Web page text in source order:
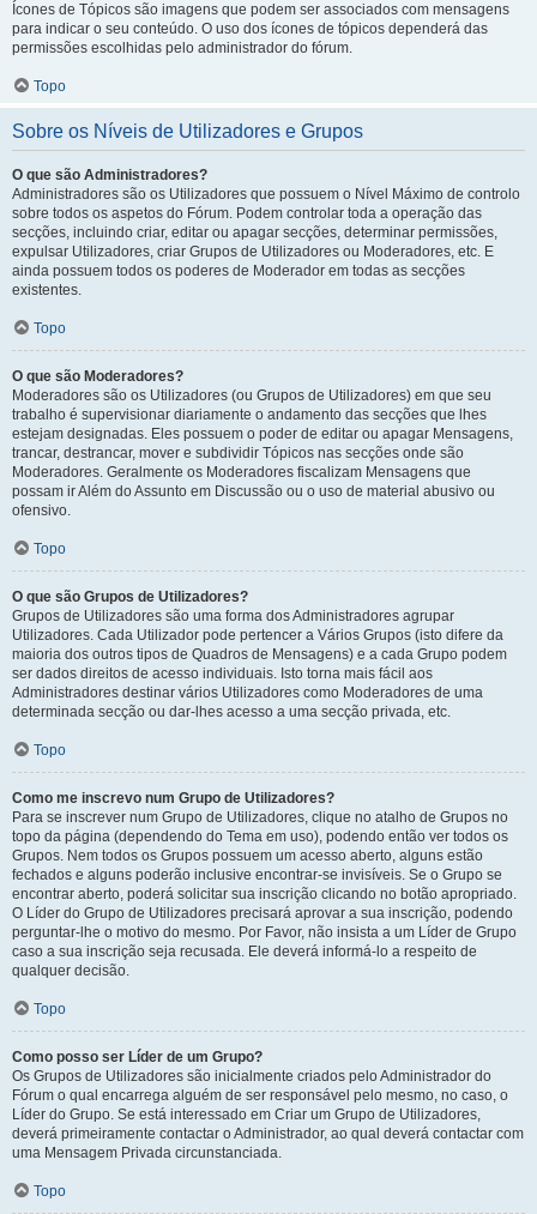
Ícones de Tópicos são imagens que podem ser associados com mensagens
para indicar o seu conteúdo. O uso dos ícones de tópicos dependerá das
permissões escolhidas pelo administrador do fórum.
Topo
Sobre os Níveis de Utilizadores e Grupos
O que são Administradores?
Administradores são os Utilizadores que possuem o Nível Máximo de controlo
sobre todos os aspetos do Fórum. Podem controlar toda a operação das
secções, incluindo criar, editar ou apagar secções, determinar permissões,
expulsar Utilizadores, criar Grupos de Utilizadores ou Moderadores, etc. E
ainda possuem todos os poderes de Moderador em todas as secções
existentes.
Topo
O que são Moderadores?
Moderadores são os Utilizadores (ou Grupos de Utilizadores) em que seu
trabalho é supervisionar diariamente o andamento das secções que lhes
estejam designadas. Eles possuem o poder de editar ou apagar Mensagens,
trancar, destrancar, mover e subdividir Tópicos nas secções onde são
Moderadores. Geralmente os Moderadores fiscalizam Mensagens que
possam ir Além do Assunto em Discussão ou o uso de material abusivo ou
ofensivo.
Topo
O que são Grupos de Utilizadores?
Grupos de Utilizadores são uma forma dos Administradores agrupar
Utilizadores. Cada Utilizador pode pertencer a Vários Grupos (isto difere da
maioria dos outros tipos de Quadros de Mensagens) e a cada Grupo podem
ser dados direitos de acesso individuais. Isto torna mais fácil aos
Administradores destinar vários Utilizadores como Moderadores de uma
determinada secção ou dar-lhes acesso a uma secção privada, etc.
Topo
Como me inscrevo num Grupo de Utilizadores?
Para se inscrever num Grupo de Utilizadores, clique no atalho de Grupos no
topo da página (dependendo do Tema em uso), podendo então ver todos os
Grupos. Nem todos os Grupos possuem um acesso aberto, alguns estão
fechados e alguns poderão inclusive encontrar-se invisíveis. Se o Grupo se
encontrar aberto, poderá solicitar sua inscrição clicando no botão apropriado.
O Líder do Grupo de Utilizadores precisará aprovar a sua inscrição, podendo
perguntar-lhe o motivo do mesmo. Por Favor, não insista a um Líder de Grupo
caso a sua inscrição seja recusada. Ele deverá informá-lo a respeito de
qualquer decisão.
Topo
Como posso ser Líder de um Grupo?
Os Grupos de Utilizadores são inicialmente criados pelo Administrador do
Fórum o qual encarrega alguém de ser responsável pelo mesmo, no caso, o
Líder do Grupo. Se está interessado em Criar um Grupo de Utilizadores,
deverá primeiramente contactar o Administrador, ao qual deverá contactar com
uma Mensagem Privada circunstanciada.
Topo